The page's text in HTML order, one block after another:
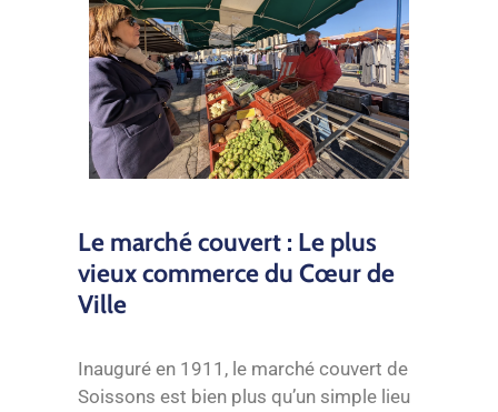
Le marché couvert : Le plus
vieux commerce du Cœur de
Ville
Inauguré en 1911, le marché couvert de
Soissons est bien plus qu’un simple lieu